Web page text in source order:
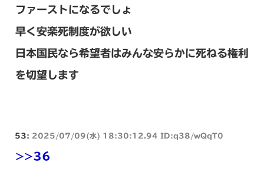
ファーストになるでしょ
早く安楽死制度が欲しい
日本国民なら希望者はみんな安らかに死ねる権利
を切望します
53: 2025/07/09(水) 18:30:12.94 ID:q38/wQqT0
>>36